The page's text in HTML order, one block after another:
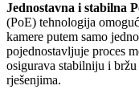
Jednostavna i stabilna
(PoE) tehnologija
kamere putem samo
pojednostavljuje proces
osigurava stabilniju i
rješenjima.